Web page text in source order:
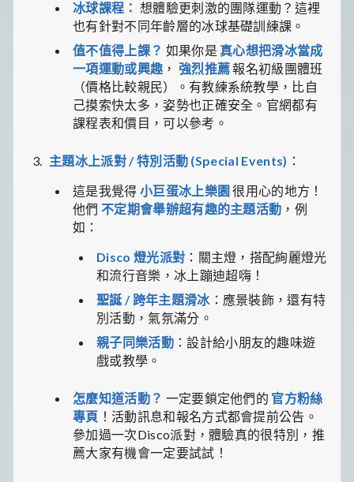
冰球課程： 想體驗更刺激的團隊運動？這裡
也有針對不同年齡層的冰球基礎訓練課。
值不值得上課？ 如果你是 真心想把滑冰當成
一項運動或興趣 ， 強烈推薦報名初級團體班
（價格比較親民）。有教練系統教學，比自
己摸索快太多，姿勢也正確安全。官網都有
課程表和價目，可以參考。
主題冰上派對 / 特別活動 (Special Events) ：
這是我覺得 小巨蛋冰上樂園 很用心的地方！
他們 不定期會舉辦超有趣的主題活動 ，例
如：
Disco 燈光派對 ：關主燈，搭配絢麗燈光
和流行音樂，冰上蹦迪超嗨！
聖誕 / 跨年主題滑冰：應景裝飾，還有特
別活動，氣氛滿分。
親子同樂活動：設計給小朋友的趣味遊
戲或教學。
怎麼知道活動？ 一定要鎖定他們的 官方粉絲
專頁 ！活動訊息和報名方式都會提前公告。
參加過一次Disco派對，體驗真的很特別，推
薦大家有機會一定要試試！